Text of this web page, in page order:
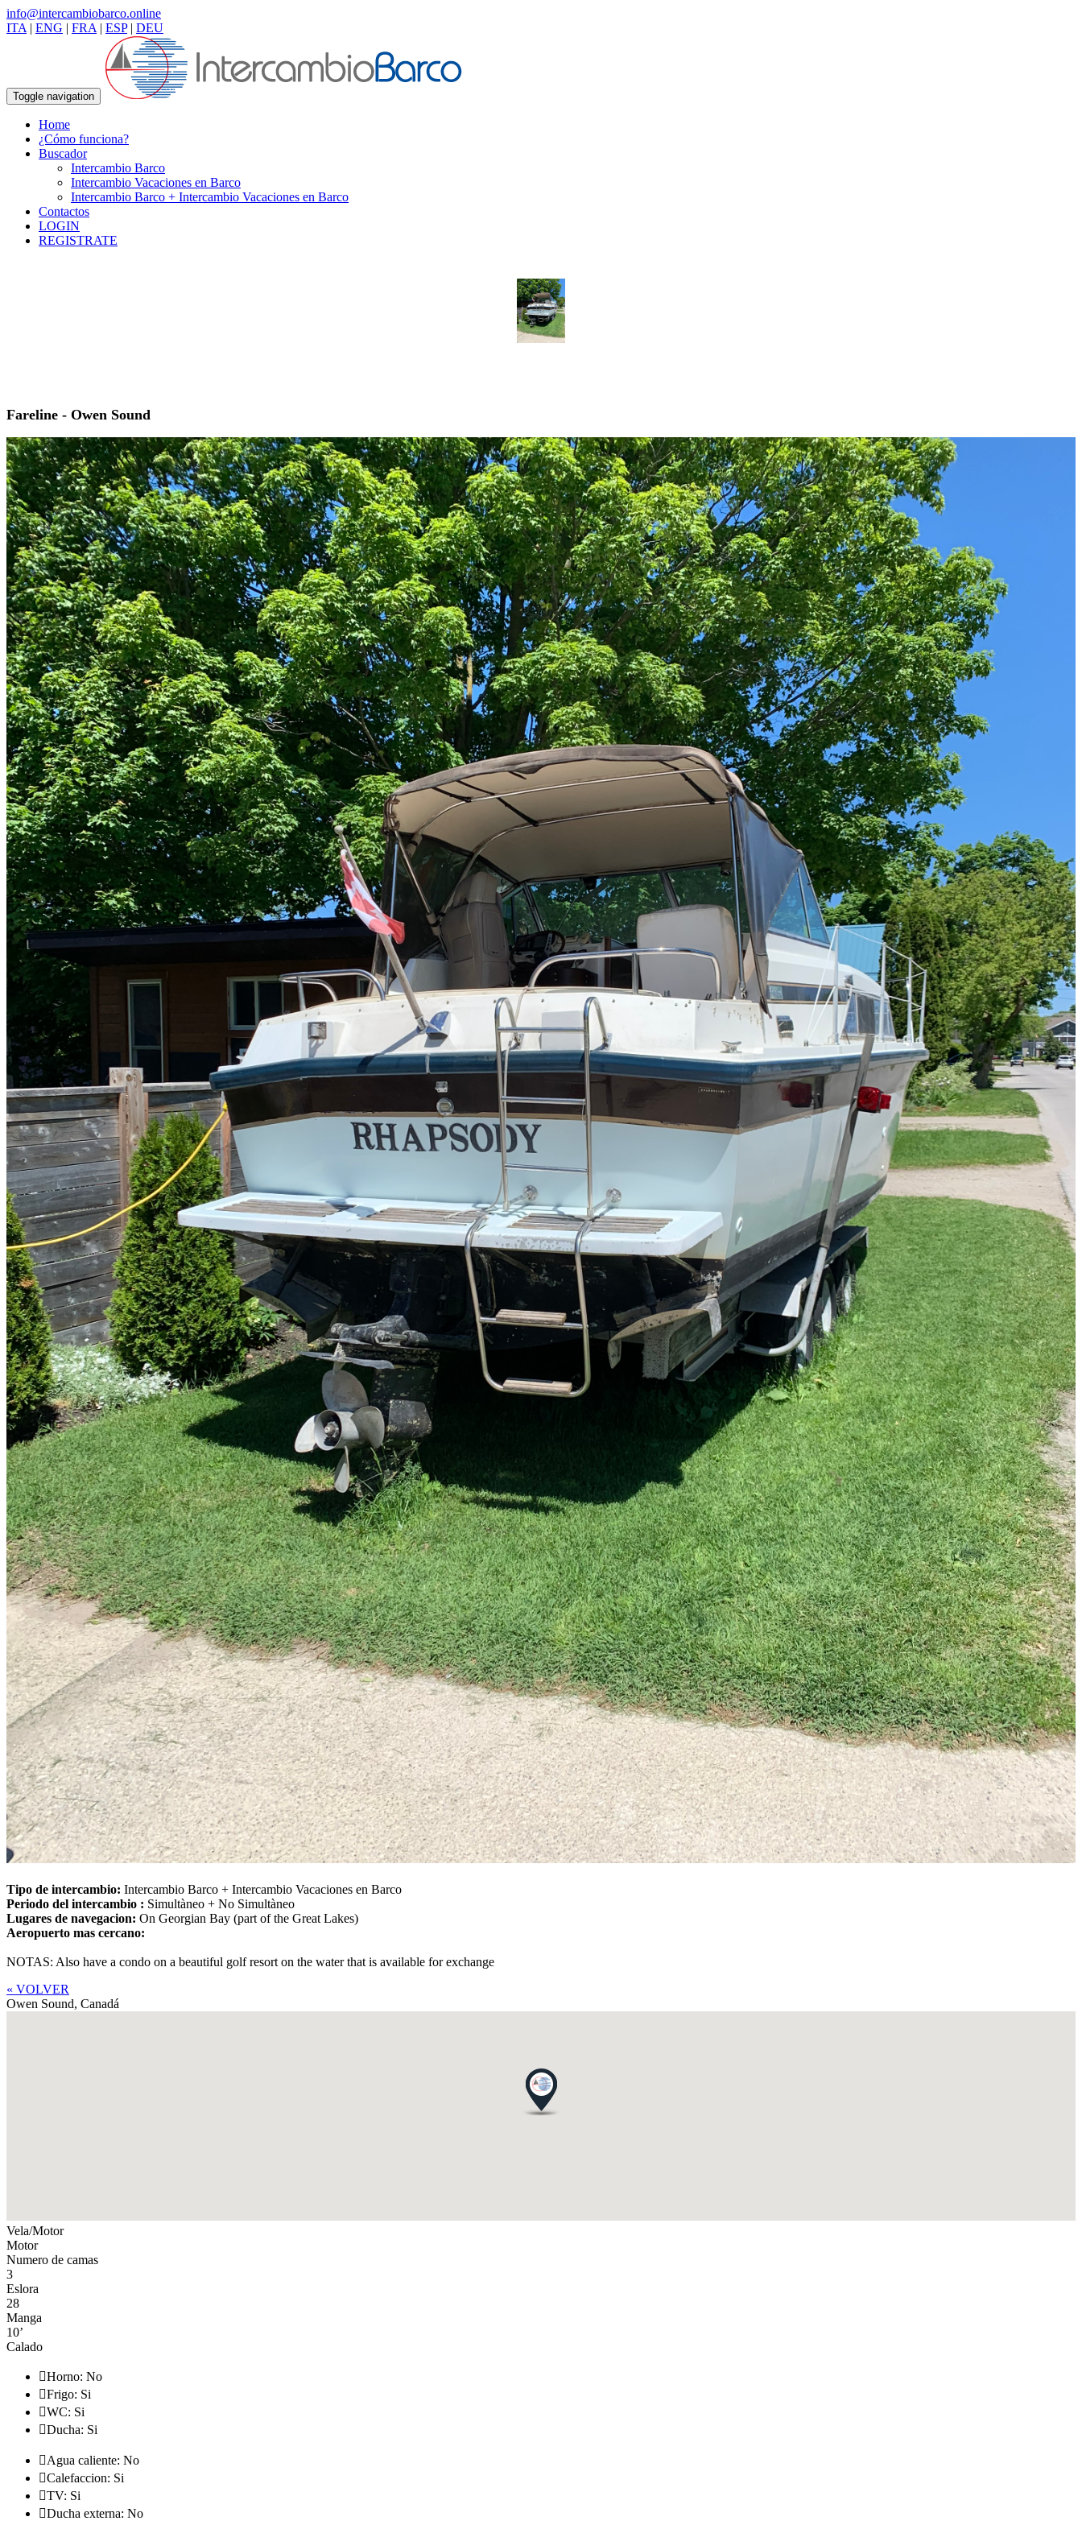
info@intercambiobarco.online
ITA | ENG | FRA | ESP| DEU
Toggle navigation
Home
¿Cómo funciona?
Buscador
Intercambio Barco
Intercambio Vacaciones en Barco
Intercambio Barco + Intercambio Vacaciones en Barco
Contactos
LOGIN
REGISTRATE
Fareline - Owen Sound
Tipo de intercambio: Intercambio Barco + Intercambio Vacaciones en Barco
Periodo del intercambio : Simultàneo + No Simultàneo
Lugares de navegacion: On Georgian Bay (part of the Great Lakes)
Aeropuerto mas cercano:
NOTAS: Also have a condo on a beautiful golf resort on the water that is available for exchange
« VOLVER
Owen Sound, Canadá
Vela/Motor
Motor
Numero de camas
3
Eslora
28
Manga
10’
Calado
Horno: No
Frigo: Si
WC: Si
Ducha: Si
Agua caliente: No
Calefaccion: Si
TV: Si
Ducha externa: No